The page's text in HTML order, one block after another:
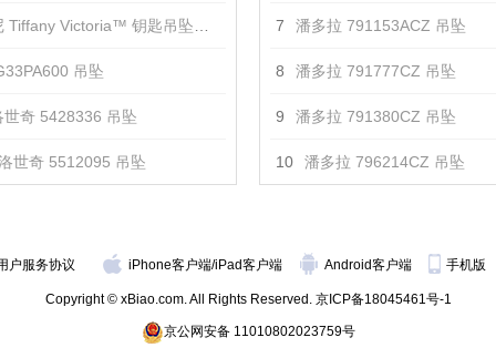
Victoria™ 钥匙吊坠项链 吊坠
吊坠
世奇 5428336 吊坠
世奇 5512095 吊坠
7 潘多拉 791153ACZ 吊坠
8 潘多拉 791777CZ 吊坠
9 潘多拉 791380CZ 吊坠
10 潘多拉 796214CZ 吊坠
户服务协议 iPhone客户端/iPad客户端 Android客户端 手机版
Copyright © xBiao.com. All Rights Reserved. 京ICP备18045461号-1
京公网安备 11010802023759号